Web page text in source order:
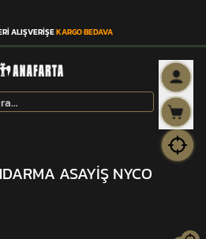
ALIŞVERİŞEKARGO BEDAVA
ASAYİŞ NYCO